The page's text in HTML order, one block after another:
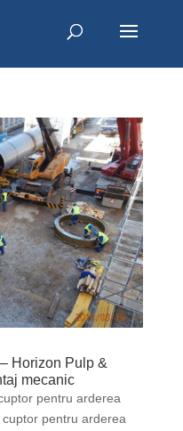
Horizon Pulp &
mecanic
pentru arderea
pentru arderea